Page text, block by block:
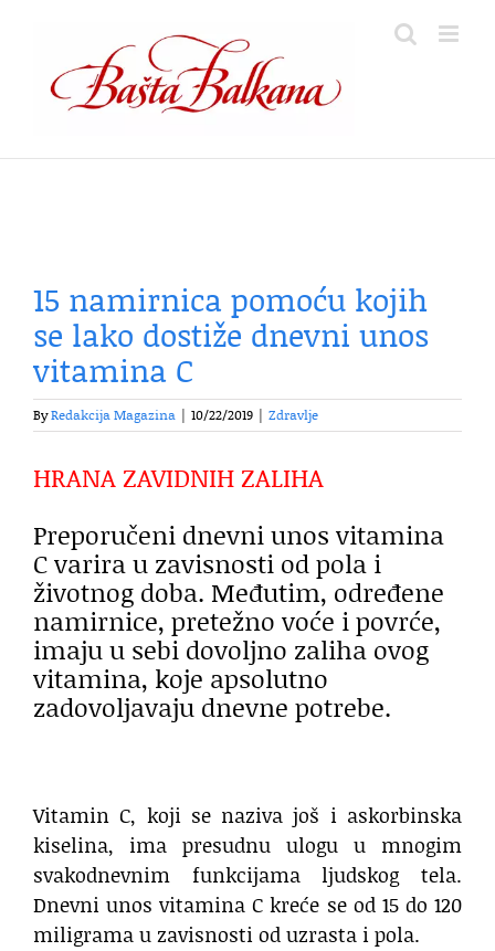
content
15 namirnica pomoću kojih
se lako dostiže dnevni unos
vitamina C
ByRedakcija Magazina 10/22/2019 Zdravlje
HRANA ZAVIDNIH ZALIHA
Preporučeni dnevni unos vitamina
C varira u zavisnosti od pola i
životnog doba. Međutim, određene
namirnice, pretežno voće i povrće,
imaju u sebi dovoljno zaliha ovog
vitamina, koje apsolutno
zadovoljavaju dnevne potrebe.
Vitamin C, koji se naziva još i askorbinska
kiselina, ima presudnu ulogu u mnogim
svakodnevnim funkcijama ljudskog tela.
Dnevni unos vitamina C kreće se od 15 do 120
miligrama u zavisnosti od uzrasta i pola.